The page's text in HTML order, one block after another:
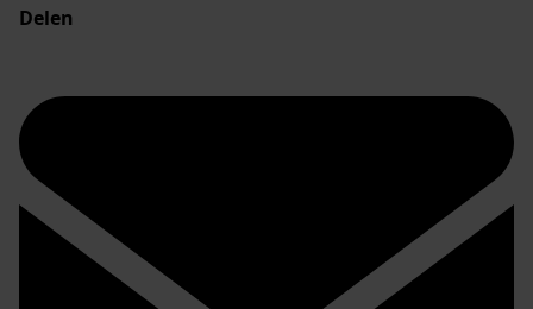
Delen